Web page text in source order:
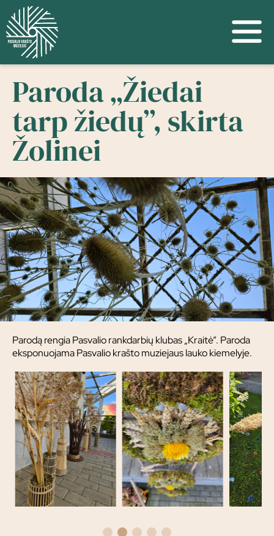
Paroda „Žiedai
tarp žiedų”, skirta
Žolinei
Parodą rengia Pasvalio rankdarbių klubas „Kraitė”. Paroda
eksponuojama Pasvalio krašto muziejaus lauko kiemelyje.